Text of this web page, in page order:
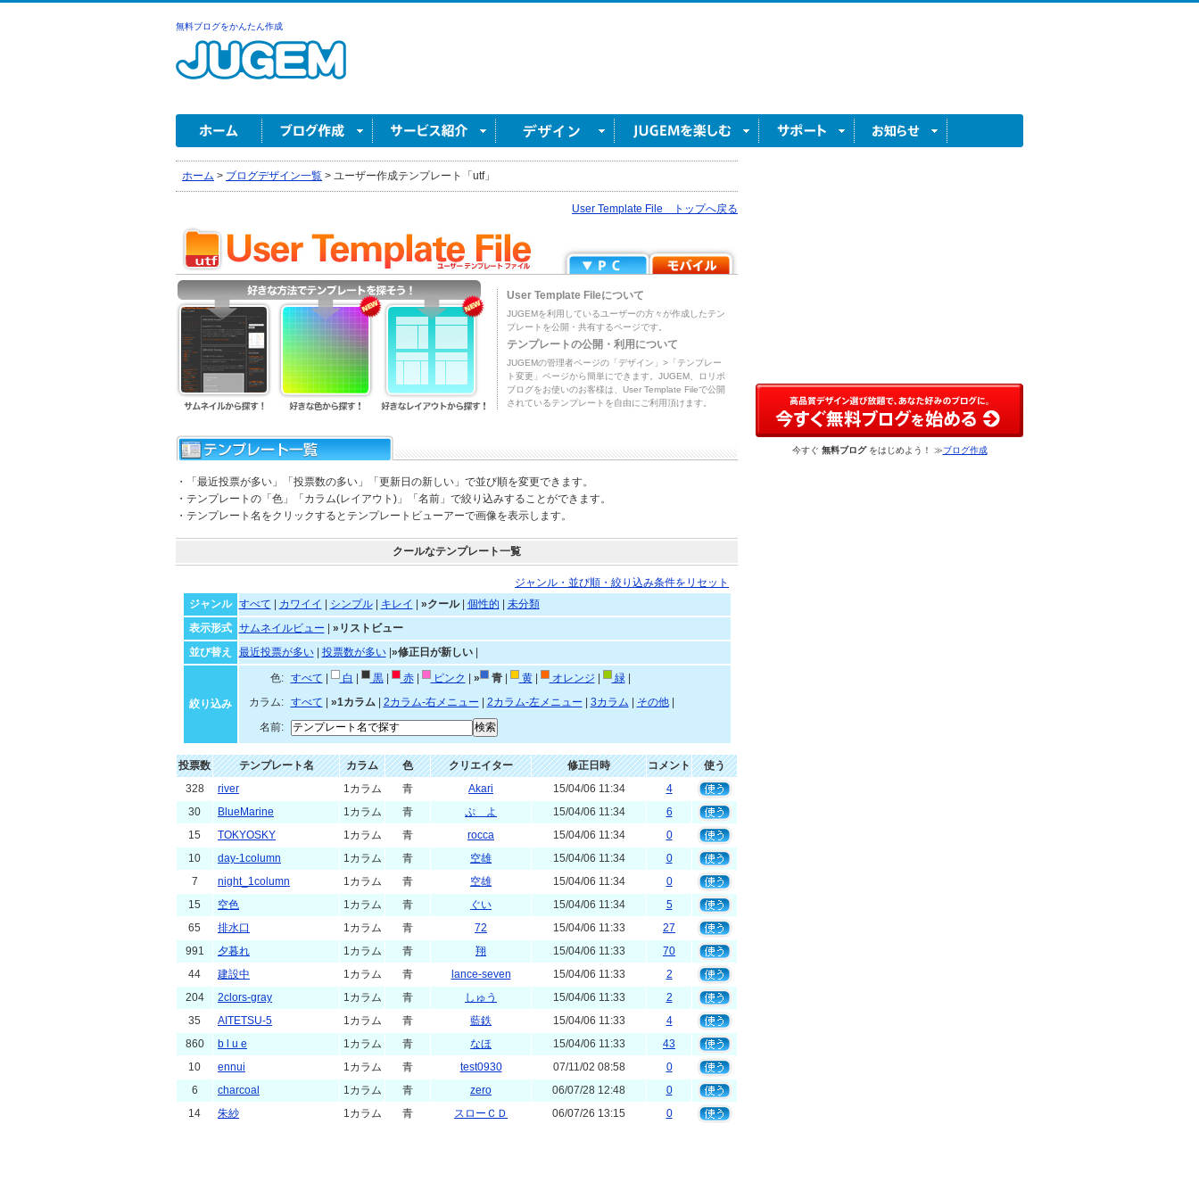
無料ブログをかんたん作成
ホーム > ブログデザイン一覧 > ユーザー作成テンプレート「utf」
User Template File トップへ戻る
User Template Fileについて
JUGEMを利用しているユーザーの方々が作成したテン
プレートを公開・共有するページです。
テンプレートの公開・利用について
JUGEMの管理者ページの「デザイン」>「テンプレー
ト変更」ページから簡単にできます。JUGEM、ロリポ
ブログをお使いのお客様は、User Template Fileで公開
されているテンプレートを自由にご利用頂けます。
・「最近投票が多い」「投票数の多い」「更新日の新しい」で並び順を変更できます。
・テンプレートの「色」「カラム(レイアウト)」「名前」で絞り込みすることができます。
・テンプレート名をクリックするとテンプレートビューアーで画像を表示します。
クールなテンプレート一覧
ジャンル・並び順・絞り込み条件をリセット
ジャンル
すべて カワイイ シンプル| キレイ »クール| 個性的
未分類
表示形式
サムネイルビュー
»リストビュー
並び替え
最近投票が多い| 投票数が多い| »修正日が新しい|
絞り込み
色: すべて 白 黒| 赤| ピンク » 青| 黄| オレンジ 緑|
カラム:
すべて »1カラム| 2カラム-右メニュー 2カラム-左メニュー 3カラム その他|
名前:
投票数 テンプレート名 カラム 色 クリエイター 修正日時 コメント
使う
328
river 1カラム 青 Akari 15/04/06 11:34
4
30
BlueMarine 1カラム 青 ぷ よ 15/04/06 11:34
6
15
TOKYOSKY 1カラム 青 rocca 15/04/06 11:34
0
10
day-1column 1カラム 青 空雄 15/04/06 11:34
0
7
night_1column 1カラム 青 空雄 15/04/06 11:34
0
15
空色 1カラム 青 ぐい 15/04/06 11:34
5
65
排水口 1カラム 青 72 15/04/06 11:33
27
991
夕暮れ 1カラム 青 翔 15/04/06 11:33
70
44
建設中 1カラム 青 lance-seven 15/04/06 11:33
2
204
2clors-gray 1カラム 青 しゅう 15/04/06 11:33
2
35
AITETSU-5 1カラム 青 藍鉄 15/04/06 11:33
4
860
b l u e 1カラム 青 なほ 15/04/06 11:33
43
10
ennui 1カラム 青 test0930 07/11/02 08:58
0
6
charcoal 1カラム 青 zero 06/07/28 12:48
0
14
朱紗 1カラム 青 スローＣＤ 06/07/26 13:15 0
今すぐ 無料ブログをはじめよう！ ≫ブログ作成